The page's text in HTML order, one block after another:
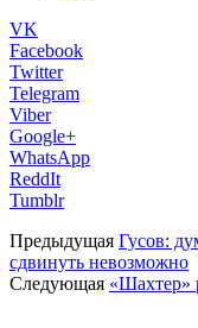
VK
Facebook
Twitter
Telegram
Viber
Google+
WhatsApp
ReddIt
Tumblr
Предыдущая Гусов:
сдвинуть невозможно
Следующая «Шахтер»